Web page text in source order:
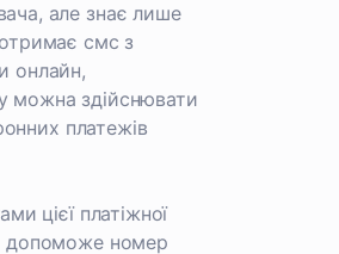
але знає лише
смс з
онлайн,
можна здійснювати
платежів
цієї платіжної
допоможе номер